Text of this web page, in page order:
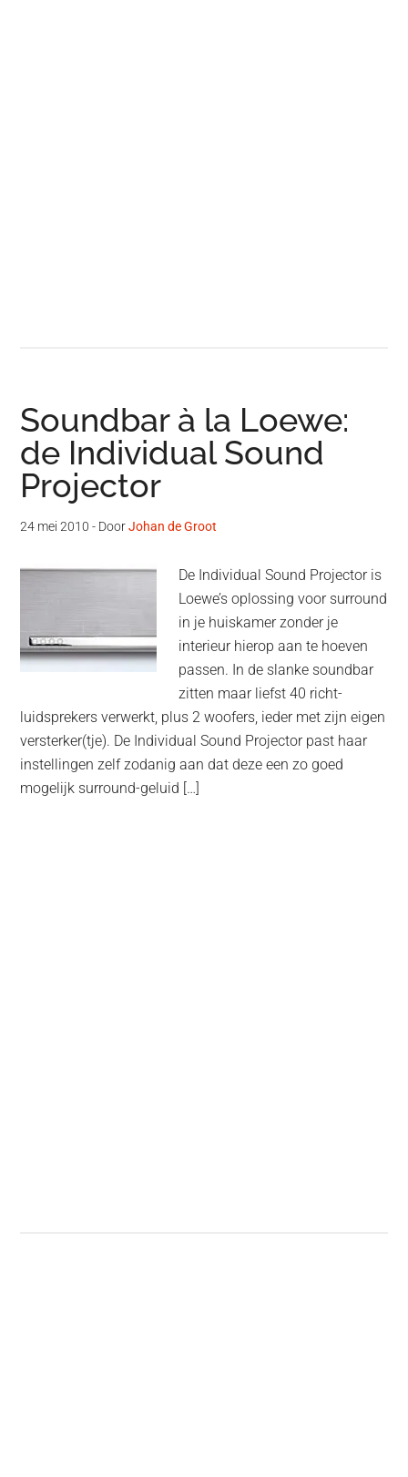
Soundbar à la Loewe:
de Individual Sound
Projector
24 mei 2010 - DoorJohan de Groot
De Individual Sound Projector is
Loewe’s oplossing voor surround
in je huiskamer zonder je
interieur hierop aan te hoeven
passen. In de slanke soundbar
zitten maar liefst 40 richt-
luidsprekers verwerkt, plus 2 woofers, ieder met zijn eigen
versterker(tje). De Individual Sound Projector past haar
instellingen zelf zodanig aan dat deze een zo goed
mogelijk surround-geluid […]